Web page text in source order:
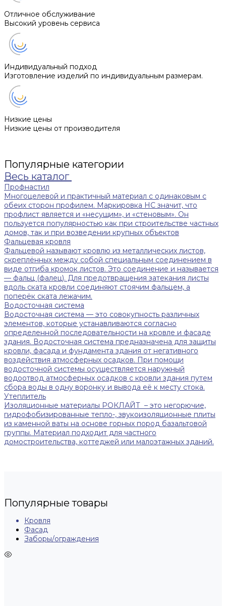
Отличное обслуживание
Высокий уровень сервиса
Индивидуальный подход
Изготовление изделий по индивидуальным размерам.
Низкие цены
Низкие цены от производителя
Популярные категории
Весь каталог
Профнастил
Многоцелевой и практичный материал с одинаковым с
обеих сторон профилем. Маркировка НС значит, что
профлист является и «несущим», и «стеновым». Он
пользуется популярностью как при строительстве частных
домов, так и при возведении крупных объектов
Фальцевая кровля
Фальцевой называют кровлю из металлических листов,
скреплённых между собой специальным соединением в
виде отгиба кромок листов. Это соединение и называется
— фальц (фалец). Для предотвращения затекания листы
вдоль ската кровли соединяют стоячим фальцем, а
поперёк ската лежачим.
Водосточная система
Водосточная система — это совокупность различных
элементов, которые устанавливаются согласно
определенной последовательности на кровле и фасаде
здания. Водосточная система предназначена для защиты
кровли, фасада и фундамента здания от негативного
воздействия атмосферных осадков. При помощи
водосточной системы осуществляется наружный
водоотвод атмосферных осадков с кровли здания путем
сбора воды в одну воронку и вывода её к месту стока.
Утеплитель
Изоляционные материалы РОКЛАЙТ – это негорючие,
гидрофобизированные тепло-, звукоизоляционные плиты
из каменной ваты на основе горных пород базальтовой
группы. Материал подходит для частного
домостроительства, коттеджей или малоэтажных зданий.
Популярные товары
Кровля
Фасад
Заборы/ограждения